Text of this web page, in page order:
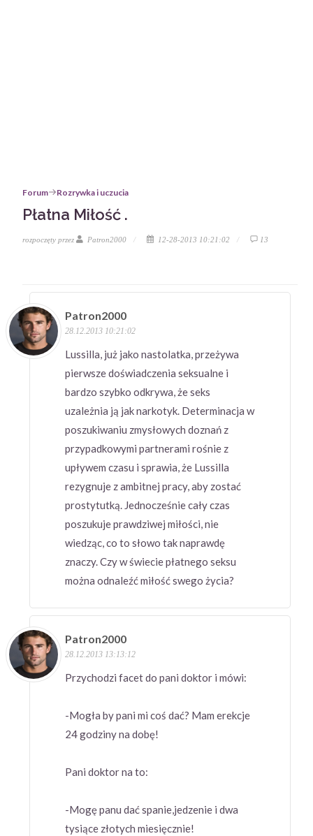
Forum Rozrywka i uczucia
Płatna Miłość .
rozpoczęty przez Patron2000 12-28-2013 10:21:02 13
Patron2000
28.12.2013 10:21:02
Lussilla, już jako nastolatka, przeżywa
pierwsze doświadczenia seksualne i
bardzo szybko odkrywa, że seks
uzależnia ją jak narkotyk. Determinacja w
poszukiwaniu zmysłowych doznań z
przypadkowymi partnerami rośnie z
upływem czasu i sprawia, że Lussilla
rezygnuje z ambitnej pracy, aby zostać
prostytutką. Jednocześnie cały czas
poszukuje prawdziwej miłości, nie
wiedząc, co to słowo tak naprawdę
znaczy. Czy w świecie płatnego seksu
można odnaleźć miłość swego życia?
Patron2000
28.12.2013 13:13:12
Przychodzi facet do pani doktor i mówi:
-Mogła by pani mi coś dać? Mam erekcje
24 godziny na dobę!
Pani doktor na to:
-Mogę panu dać spanie,jedzenie i dwa
tysiące złotych miesięcznie!